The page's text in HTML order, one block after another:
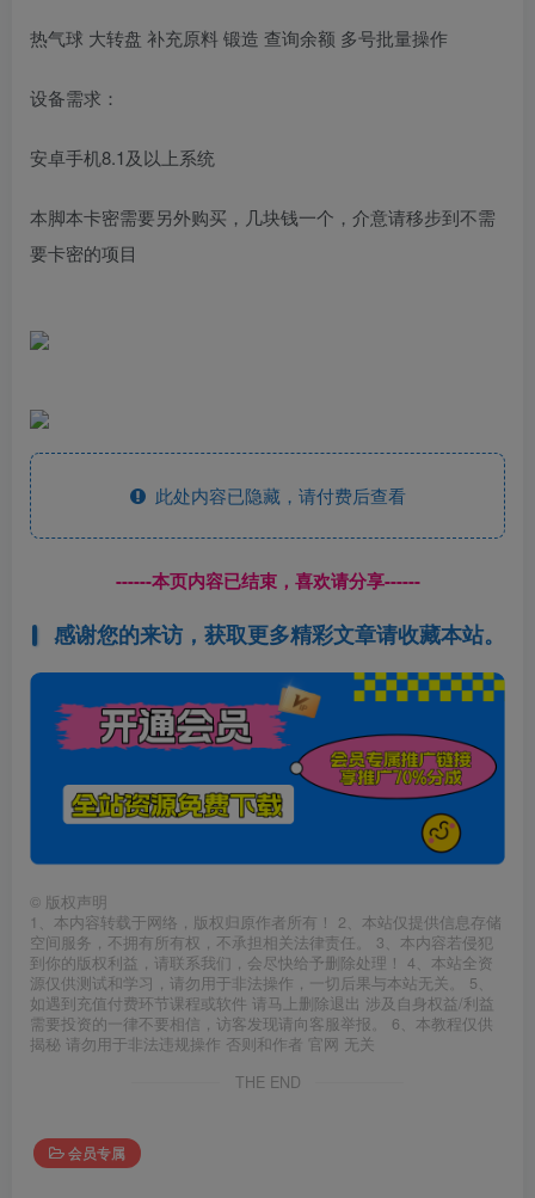
热气球 大转盘 补充原料 锻造 查询余额 多号批量操作
设备需求：
安卓手机8.1及以上系统
本脚本卡密需要另外购买，几块钱一个，介意请移步到不需
要卡密的项目
此处内容已隐藏，请付费后查看
------本页内容已结束，喜欢请分享------
感谢您的来访，获取更多精彩文章请收藏本站。
© 版权声明
1、本内容转载于网络，版权归原作者所有！ 2、本站仅提供信息存储
空间服务，不拥有所有权，不承担相关法律责任。 3、本内容若侵犯
到你的版权利益，请联系我们，会尽快给予删除处理！ 4、本站全资
源仅供测试和学习，请勿用于非法操作，一切后果与本站无关。 5、
如遇到充值付费环节课程或软件 请马上删除退出 涉及自身权益/利益
需要投资的一律不要相信，访客发现请向客服举报。 6、本教程仅供
揭秘 请勿用于非法违规操作 否则和作者 官网 无关
THE END
会员专属